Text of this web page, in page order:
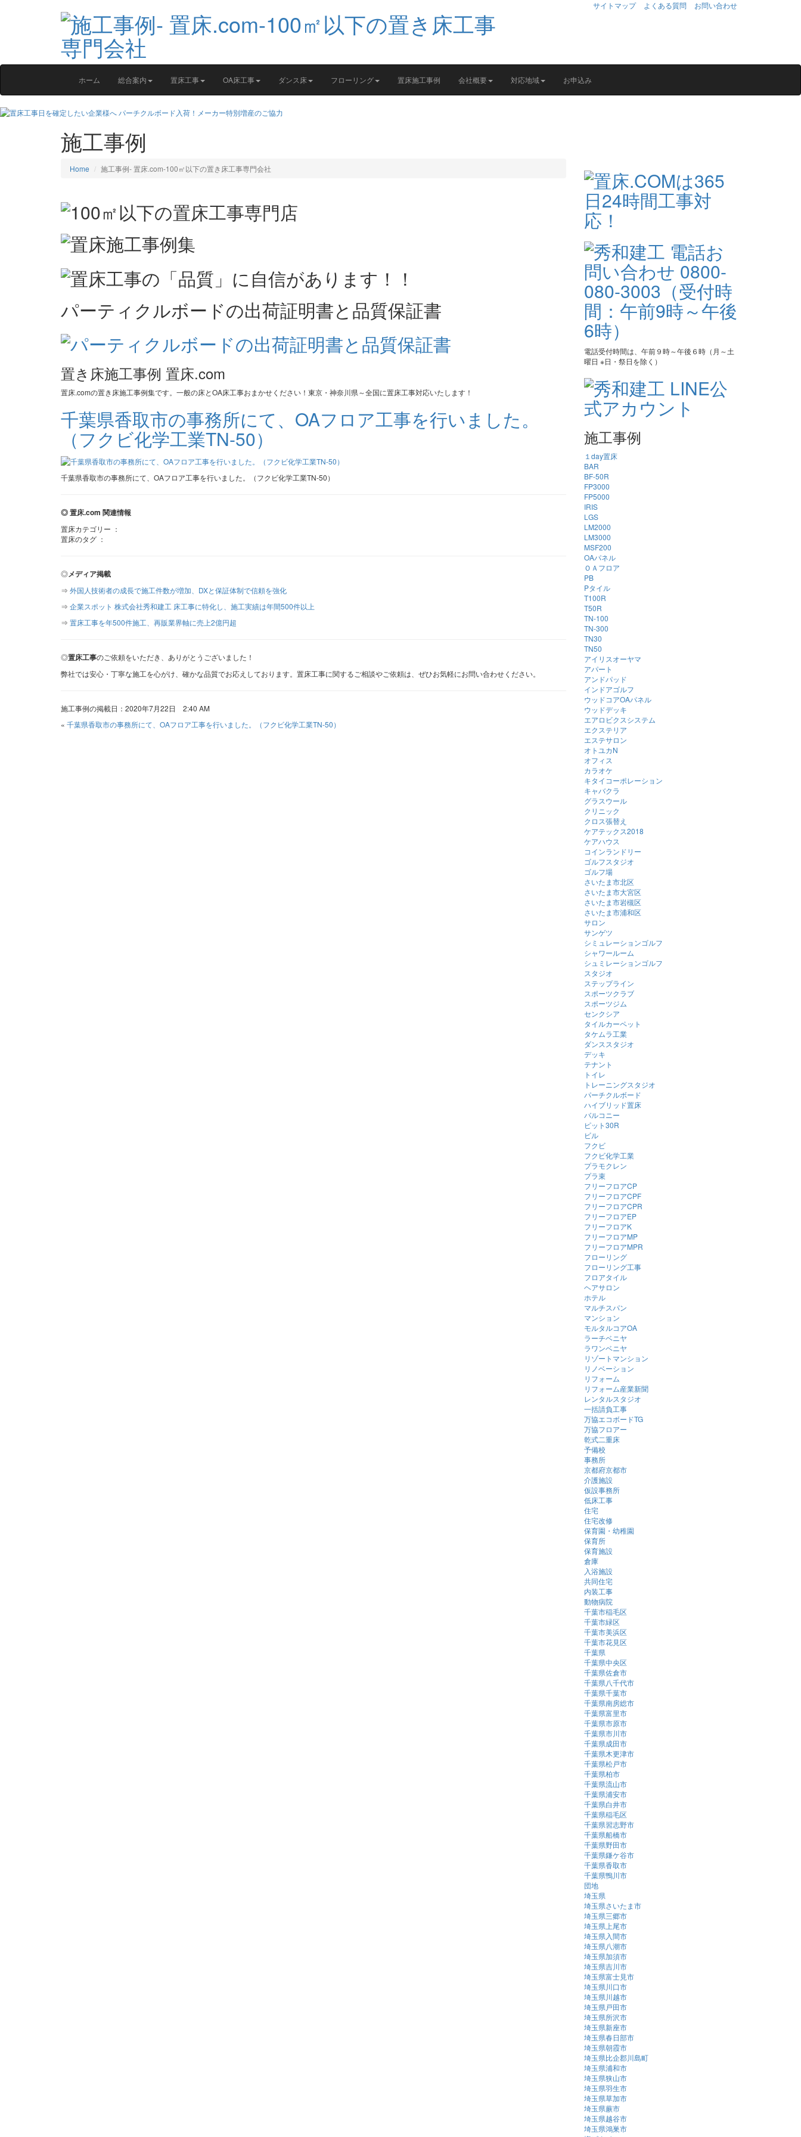
サイトマップ よくある質問 お問い合わせ
ホーム 総合案内 置床工事 OA床工事 ダンス床 フローリング 置床施工事例 会社概要 対応地域 お申込み
施工事例
Home 施工事例‐ 置床.com-100㎡以下の置き床工事専門会社
パーティクルボードの出荷証明書と品質保証書
置き床施工事例 置床.com
置床.comの置き床施工事例集です。一般の床とOA床工事おまかせください！東京・神奈川県～全国に置床工事対応いたします！
千葉県香取市の事務所にて、OAフロア工事を行いました。
（フクビ化学工業TN-50）
千葉県香取市の事務所にて、OAフロア工事を行いました。（フクビ化学工業TN-50）
◎ 置床.com 関連情報
置床カテゴリー ：
置床のタグ ：
◎メディア掲載
⇒ 外国人技術者の成長で施工件数が増加、DXと保証体制で信頼を強化
⇒ 企業スポット 株式会社秀和建工 床工事に特化し、施工実績は年間500件以上
⇒ 置床工事を年500件施工、再販業界軸に売上2億円超
◎置床工事のご依頼をいただき、ありがとうございました！
弊社では安心・丁寧な施工を心がけ、確かな品質でお応えしております。置床工事に関するご相談やご依頼は、ぜひお気軽にお問い合わせください。
施工事例の掲載日：2020年7月22日 2:40 AM
« 千葉県香取市の事務所にて、OAフロア工事を行いました。（フクビ化学工業TN-50）
電話受付時間は、午前９時～午後６時（月～土
曜日 ※日・祭日を除く）
施工事例
１day置床
BAR
BF-50R
FP3000
FP5000
IRIS
LGS
LM2000
LM3000
MSF200
OAパネル
ＯＡフロア
PB
Pタイル
T100R
T50R
TN-100
TN-300
TN30
TN50
アイリスオーヤマ
アパート
アンドパッド
インドアゴルフ
ウッドコアOAパネル
ウッドデッキ
エアロビクスシステム
エクステリア
エステサロン
オトユカN
オフィス
カラオケ
キタイコーポレーション
キャバクラ
グラスウール
クリニック
クロス張替え
ケアテックス2018
ケアハウス
コインランドリー
ゴルフスタジオ
ゴルフ場
さいたま市北区
さいたま市大宮区
さいたま市岩槻区
さいたま市浦和区
サロン
サンゲツ
シミュレーションゴルフ
シャワールーム
シュミレーションゴルフ
スタジオ
ステップライン
スポーツクラブ
スポーツジム
センクシア
タイルカーペット
タケムラ工業
ダンススタジオ
デッキ
テナント
トイレ
トレーニングスタジオ
パーチクルボード
ハイブリッド置床
バルコニー
ピット30R
ビル
フクビ
フクビ化学工業
プラモクレン
プラ束
フリーフロアCP
フリーフロアCPF
フリーフロアCPR
フリーフロアEP
フリーフロアK
フリーフロアMP
フリーフロアMPR
フローリング
フローリング工事
フロアタイル
ヘアサロン
ホテル
マルチスパン
マンション
モルタルコアOA
ラーチベニヤ
ラワンベニヤ
リゾートマンション
リノベーション
リフォーム
リフォーム産業新聞
レンタルスタジオ
一括請負工事
万協エコボードTG
万協フロアー
乾式二重床
予備校
事務所
京都府京都市
介護施設
仮設事務所
低床工事
住宅
住宅改修
保育園・幼稚園
保育所
保育施設
倉庫
入浴施設
共同住宅
内装工事
動物病院
千葉市稲毛区
千葉市緑区
千葉市美浜区
千葉市花見区
千葉県
千葉県中央区
千葉県佐倉市
千葉県八千代市
千葉県千葉市
千葉県南房総市
千葉県富里市
千葉県市原市
千葉県市川市
千葉県成田市
千葉県木更津市
千葉県松戸市
千葉県柏市
千葉県流山市
千葉県浦安市
千葉県白井市
千葉県稲毛区
千葉県習志野市
千葉県船橋市
千葉県野田市
千葉県鎌ケ谷市
千葉県香取市
千葉県鴨川市
団地
埼玉県
埼玉県さいたま市
埼玉県三郷市
埼玉県上尾市
埼玉県入間市
埼玉県八潮市
埼玉県加須市
埼玉県吉川市
埼玉県富士見市
埼玉県川口市
埼玉県川越市
埼玉県戸田市
埼玉県所沢市
埼玉県新座市
埼玉県春日部市
埼玉県朝霞市
埼玉県比企郡川島町
埼玉県浦和市
埼玉県狭山市
埼玉県羽生市
埼玉県草加市
埼玉県蕨市
埼玉県越谷市
埼玉県鴻巣市